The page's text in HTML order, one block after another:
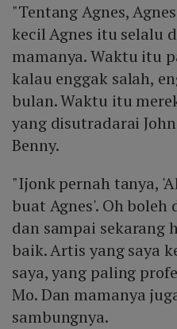
"Tentang Agnes,
kecil Agnes itu selalu
mamanya. Waktu itu
kalau enggak salah,
bulan. Waktu itu
yang disutradarai
Benny.
"Ijonk pernah tanya,
buat Agnes'. Oh boleh
dan sampai sekarang
baik. Artis yang saya
saya, yang paling
Mo. Dan mamanya
sambungnya.